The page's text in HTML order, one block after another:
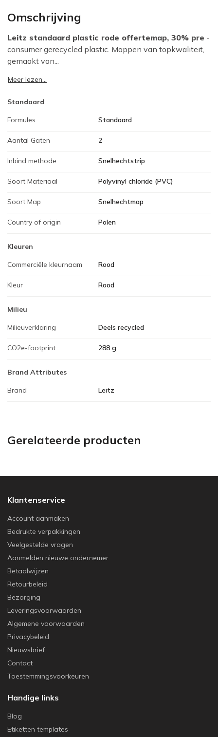
Omschrijving
Leitz standaard plastic rode offertemap, 30% pre -
consumer gerecycled plastic. Mappen van topkwaliteit,
gemaakt van...
Meer lezen...
Standaard
Formules Standaard
Aantal Gaten 2
Inbind methode Snelhechtstrip
Soort Materiaal Polyvinyl chloride (PVC)
Soort Map Snelhechtmap
Country of origin Polen
Kleuren
Commerciële kleurnaam Rood
Kleur Rood
Milieu
Milieuverklaring Deels recycled
CO2e-footprint 288 g
Brand Attributes
Brand Leitz
Gerelateerde producten
Klantenservice
Account aanmaken
Bedrukte verpakkingen
Veelgestelde vragen
Aanmelden nieuwe ondernemer
Betaalwijzen
Retourbeleid
Bezorging
Leveringsvoorwaarden
Algemene voorwaarden
Privacybeleid
Nieuwsbrief
Contact
Toestemmingsvoorkeuren
Handige links
Blog
Etiketten templates